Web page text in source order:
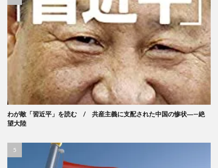
わが敵「習近平」を読む / 共産主義に支配された中国の惨状―—絶
望大陸